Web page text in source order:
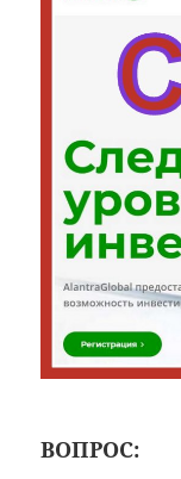
ВОПРОС: